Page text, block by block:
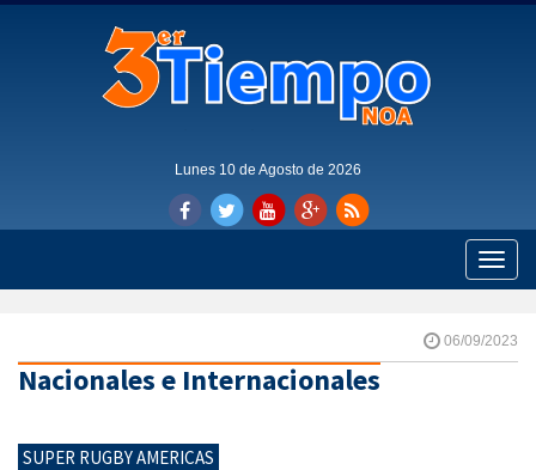
Lunes 10 de Agosto de 2026
Toggle
06/09/2023
Nacionales e Internacionales
SUPER RUGBY AMERICAS